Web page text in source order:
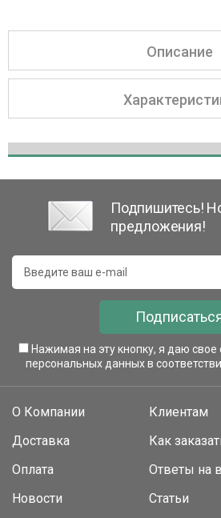
Описание
Подпишитесь!
предложения!
Нажимая на эту кнопку, я даю свое
персональных данных в
О Компании
Доставка
Оплата
Новости
Клиентам
Как
Ответы на
Статьи